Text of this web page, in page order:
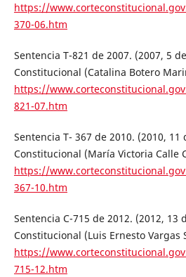
https://
370-06.htm
Sentencia T-821 de 2007. (2007, 5
Constitucional (Catalina Botero
https://
821-07.htm
Sentencia T- 367 de 2010. (2010, 11
Constitucional (María Victoria Calle
https://
367-10.htm
Sentencia C-715 de 2012. (2012, 13
Constitucional (Luis Ernesto Vargas
https://
715-12.htm